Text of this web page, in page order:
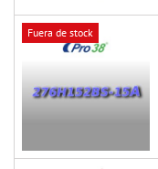
Fuera de stock